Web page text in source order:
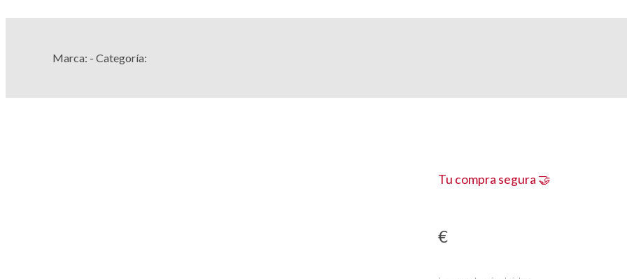
Marca: - Categoría:
Tu compra segura 🤝
€